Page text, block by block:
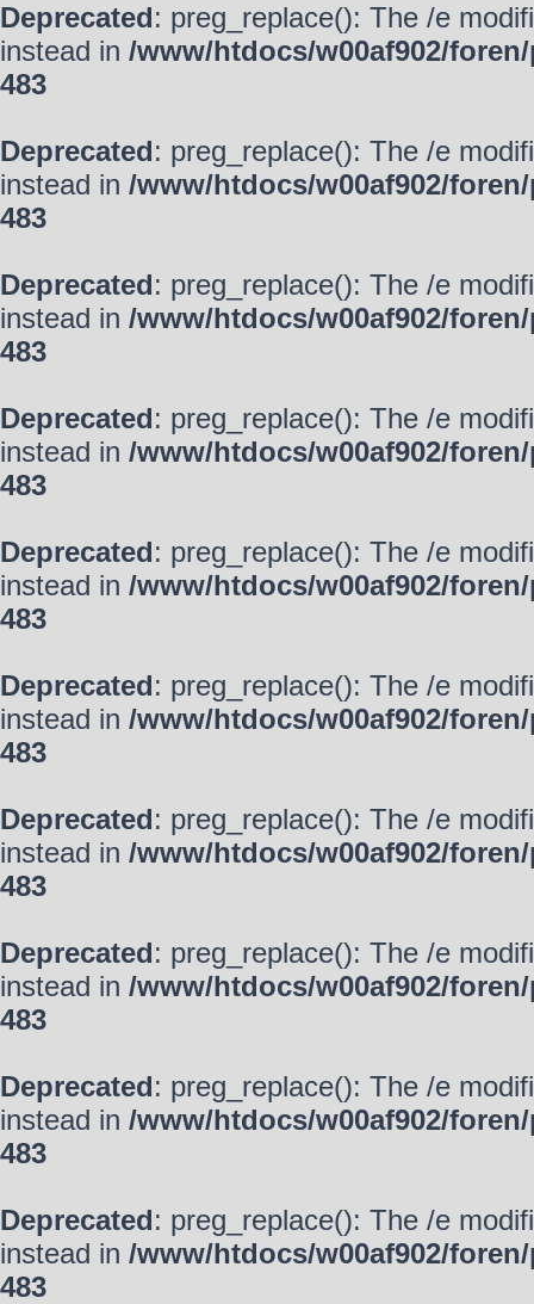
Deprecated: preg_replace(): The /e
instead in /www/htdocs/w00af902/
483
Deprecated: preg_replace(): The /e
instead in /www/htdocs/w00af902/
483
Deprecated: preg_replace(): The /e
instead in /www/htdocs/w00af902/
483
Deprecated: preg_replace(): The /e
instead in /www/htdocs/w00af902/
483
Deprecated: preg_replace(): The /e
instead in /www/htdocs/w00af902/
483
Deprecated: preg_replace(): The /e
instead in /www/htdocs/w00af902/
483
Deprecated: preg_replace(): The /e
instead in /www/htdocs/w00af902/
483
Deprecated: preg_replace(): The /e
instead in /www/htdocs/w00af902/
483
Deprecated: preg_replace(): The /e
instead in /www/htdocs/w00af902/
483
Deprecated: preg_replace(): The /e
instead in /www/htdocs/w00af902/
483